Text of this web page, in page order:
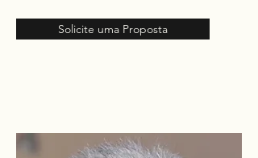
Solicite uma Proposta